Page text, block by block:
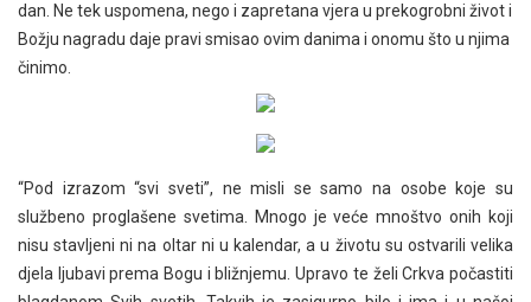
dan. Ne tek uspomena, nego i zapretana vjera u prekogrobni život i
Božju nagradu daje pravi smisao ovim danima i onomu što u njima
činimo.
“Pod izrazom “svi sveti”, ne misli se samo na osobe koje su
službeno proglašene svetima. Mnogo je veće mnoštvo onih koji
nisu stavljeni ni na oltar ni u kalendar, a u životu su ostvarili velika
djela ljubavi prema Bogu i bližnjemu. Upravo te želi Crkva počastiti